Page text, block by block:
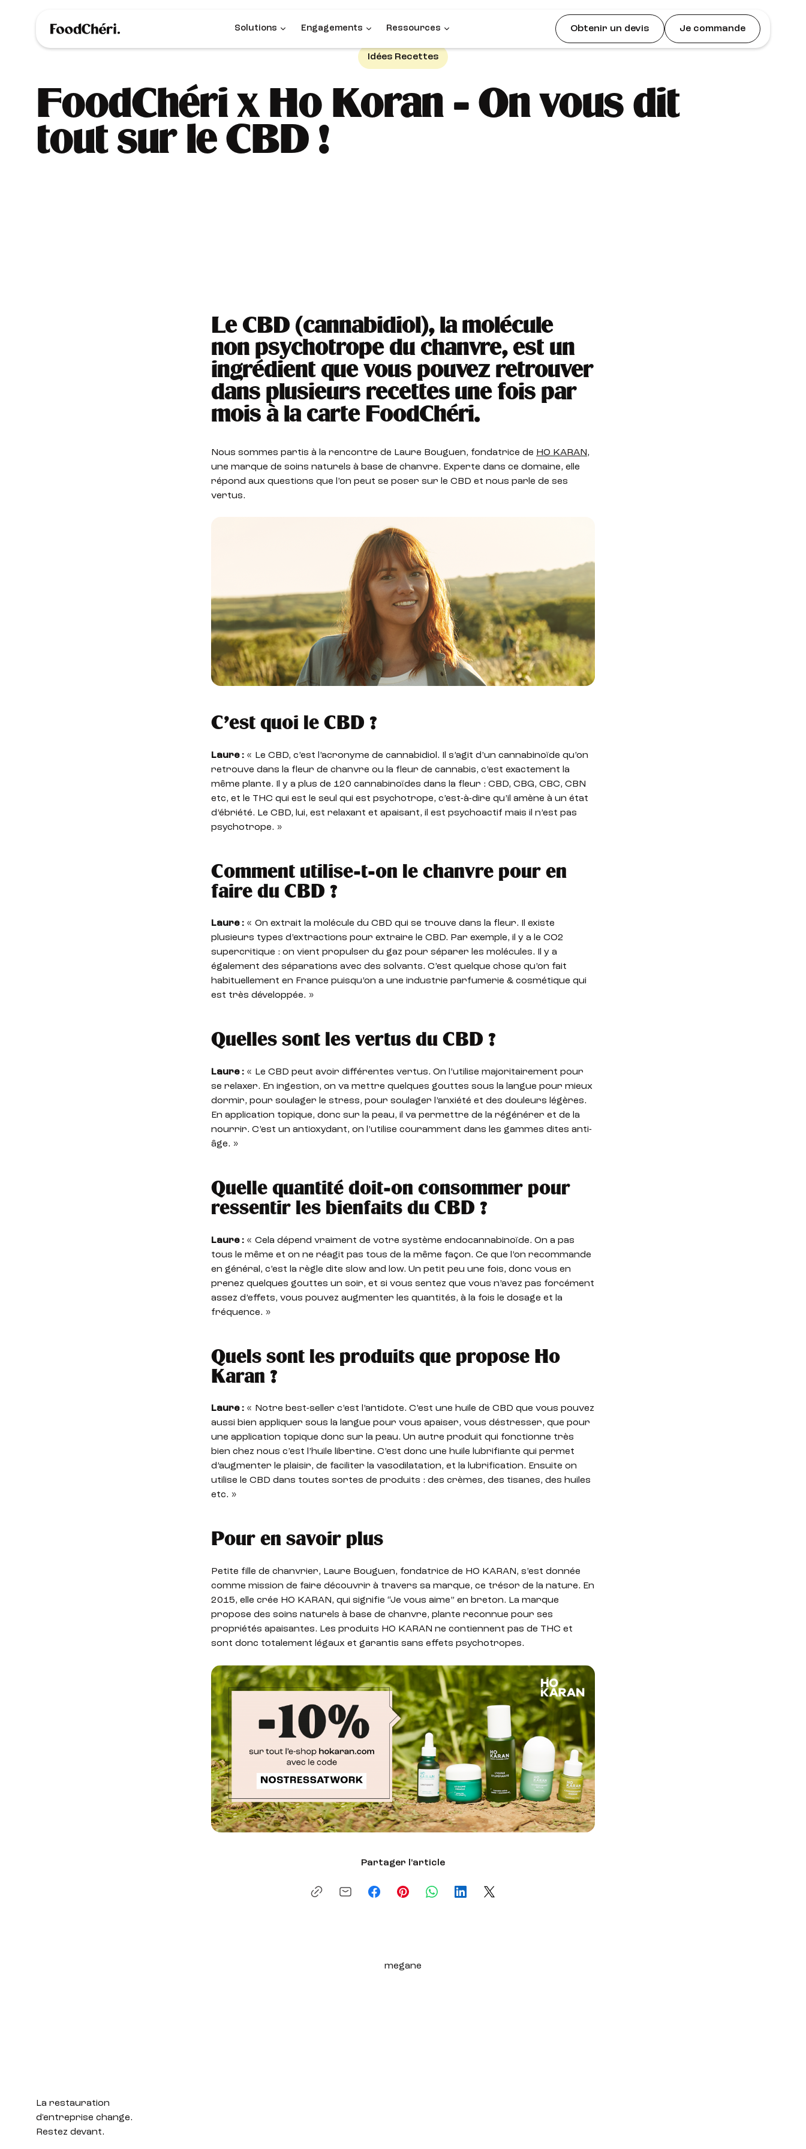
Solutions Engagements Ressources Obtenir un devis Je commande
Idées Recettes
FoodChéri x Ho Koran – On vous dit
tout sur le CBD !
Le CBD (cannabidiol), la molécule
non psychotrope du chanvre, est un
ingrédient que vous pouvez retrouver
dans plusieurs recettes une fois par
mois à la carte FoodChéri.
Nous sommes partis à la rencontre de Laure Bouguen, fondatrice de HO KARAN,
une marque de soins naturels à base de chanvre. Experte dans ce domaine, elle
répond aux questions que l’on peut se poser sur le CBD et nous parle de ses
vertus.
C’est quoi le CBD ?
Laure : « Le CBD, c’est l’acronyme de cannabidiol. Il s’agit d’un cannabinoïde qu’on
retrouve dans la fleur de chanvre ou la fleur de cannabis, c’est exactement la
même plante. Il y a plus de 120 cannabinoïdes dans la fleur : CBD, CBG, CBC, CBN
etc, et le THC qui est le seul qui est psychotrope, c’est-à-dire qu’il amène à un état
d’ébriété. Le CBD, lui, est relaxant et apaisant, il est psychoactif mais il n’est pas
psychotrope. »
Comment utilise-t-on le chanvre pour en
faire du CBD ?
Laure : « On extrait la molécule du CBD qui se trouve dans la fleur. Il existe
plusieurs types d’extractions pour extraire le CBD. Par exemple, il y a le CO2
supercritique : on vient propulser du gaz pour séparer les molécules. Il y a
également des séparations avec des solvants. C’est quelque chose qu’on fait
habituellement en France puisqu’on a une industrie parfumerie & cosmétique qui
est très développée. »
Quelles sont les vertus du CBD ?
Laure : « Le CBD peut avoir différentes vertus. On l’utilise majoritairement pour
se relaxer. En ingestion, on va mettre quelques gouttes sous la langue pour mieux
dormir, pour soulager le stress, pour soulager l’anxiété et des douleurs légères.
En application topique, donc sur la peau, il va permettre de la régénérer et de la
nourrir. C’est un antioxydant, on l’utilise couramment dans les gammes dites anti-
âge. »
Quelle quantité doit-on consommer pour
ressentir les bienfaits du CBD ?
Laure : « Cela dépend vraiment de votre système endocannabinoïde. On a pas
tous le même et on ne réagit pas tous de la même façon. Ce que l’on recommande
en général, c’est la règle dite slow and low. Un petit peu une fois, donc vous en
prenez quelques gouttes un soir, et si vous sentez que vous n’avez pas forcément
assez d’effets, vous pouvez augmenter les quantités, à la fois le dosage et la
fréquence. »
Quels sont les produits que propose Ho
Karan ?
Laure : « Notre best-seller c’est l’antidote. C’est une huile de CBD que vous pouvez
aussi bien appliquer sous la langue pour vous apaiser, vous déstresser, que pour
une application topique donc sur la peau. Un autre produit qui fonctionne très
bien chez nous c’est l’huile libertine. C’est donc une huile lubrifiante qui permet
d’augmenter le plaisir, de faciliter la vasodilatation, et la lubrification. Ensuite on
utilise le CBD dans toutes sortes de produits : des crèmes, des tisanes, des huiles
etc. »
Pour en savoir plus
Petite fille de chanvrier, Laure Bouguen, fondatrice de HO KARAN, s’est donnée
comme mission de faire découvrir à travers sa marque, ce trésor de la nature. En
2015, elle crée HO KARAN, qui signifie “Je vous aime” en breton. La marque
propose des soins naturels à base de chanvre, plante reconnue pour ses
propriétés apaisantes. Les produits HO KARAN ne contiennent pas de THC et
sont donc totalement légaux et garantis sans effets psychotropes.
Partager l'article
megane
La restauration
d'entreprise change.
Restez devant.